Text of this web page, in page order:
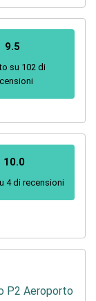
9.5
su 102 di
10.0
4 di recensioni
P2 Aeroporto